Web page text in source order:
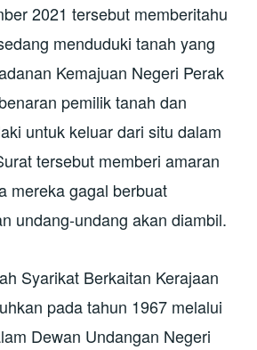
2021 tersebut memberitahu
menduduki tanah yang
Kemajuan Negeri Perak
pemilik tanah dan
untuk keluar dari situ dalam
tersebut memberi amaran
mereka gagal berbuat
undang-undang akan diambil.
Syarikat Berkaitan Kerajaan
pada tahun 1967 melalui
Dewan Undangan Negeri